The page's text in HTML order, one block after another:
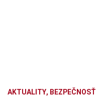
AKTUALITY, BEZPEČNOSŤ